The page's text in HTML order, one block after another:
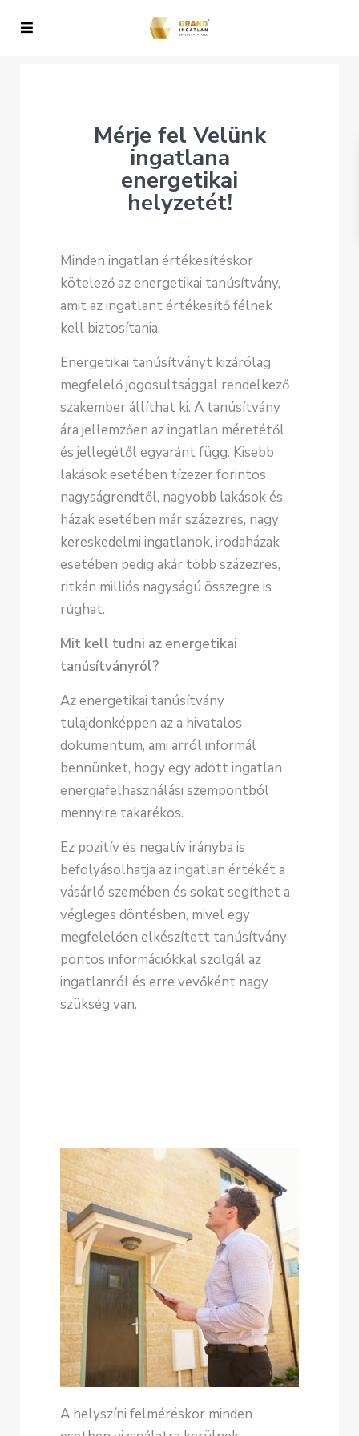
Mérje fel Velünk
ingatlana
energetikai
helyzetét!
Minden ingatlan értékesítéskor
kötelező az energetikai tanúsítvány,
amit az ingatlant értékesítő félnek
kell biztosítania.
Energetikai tanúsítványt kizárólag
megfelelő jogosultsággal rendelkező
szakember állíthat ki. A tanúsítvány
ára jellemzően az ingatlan méretétől
és jellegétől egyaránt függ. Kisebb
lakások esetében tízezer forintos
nagyságrendtől, nagyobb lakások és
házak esetében már százezres, nagy
kereskedelmi ingatlanok, irodaházak
esetében pedig akár több százezres,
ritkán milliós nagyságú összegre is
rúghat.
Mit kell tudni az energetikai
tanúsítványról?
Az energetikai tanúsítvány
tulajdonképpen az a hivatalos
dokumentum, ami arról informál
bennünket, hogy egy adott ingatlan
energiafelhasználási szempontból
mennyire takarékos.
Ez pozitív és negatív irányba is
befolyásolhatja az ingatlan értékét a
vásárló szemében és sokat segíthet a
végleges döntésben, mivel egy
megfelelően elkészített tanúsítvány
pontos információkkal szolgál az
ingatlanról és erre vevőként nagy
szükség van.
A helyszíni felméréskor minden